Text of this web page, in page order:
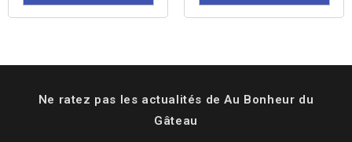
Ne ratez pas les actualités de Au Bonheur du
Gâteau